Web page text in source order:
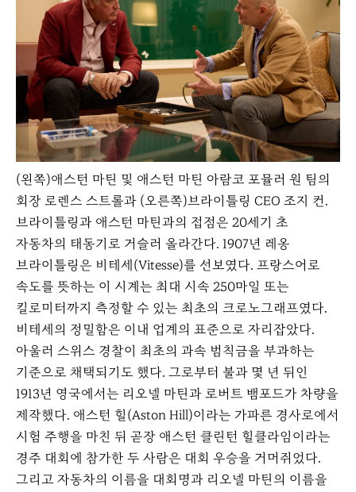
(왼쪽)애스턴 마틴 및 애스턴 마틴 아람코 포뮬러 원 팀의
회장 로렌스 스트롤과 (오른쪽)브라이틀링 CEO 조지 컨.
브라이틀링과 애스턴 마틴과의 접점은 20세기 초
자동차의 태동기로 거슬러 올라간다. 1907년 레옹
브라이틀링은 비테세(Vitesse)를 선보였다. 프랑스어로
속도를 뜻하는 이 시계는 최대 시속 250마일 또는
킬로미터까지 측정할 수 있는 최초의 크로노그래프였다.
비테세의 정밀함은 이내 업계의 표준으로 자리잡았다.
아울러 스위스 경찰이 최초의 과속 범칙금을 부과하는
기준으로 채택되기도 했다. 그로부터 불과 몇 년 뒤인
1913년 영국에서는 리오넬 마틴과 로버트 뱀포드가 차량을
제작했다. 애스턴 힐(Aston Hill)이라는 가파른 경사로에서
시험 주행을 마친 뒤 곧장 애스턴 클린턴 힐클라임이라는
경주 대회에 참가한 두 사람은 대회 우승을 거머쥐었다.
그리고 자동차의 이름을 대회명과 리오넬 마틴의 이름을